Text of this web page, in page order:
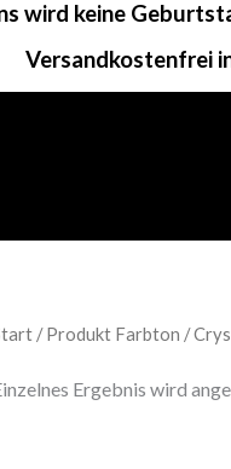
wird keine
Versandkostenfrei
/ Produkt Farbton /
Ergebnis wird